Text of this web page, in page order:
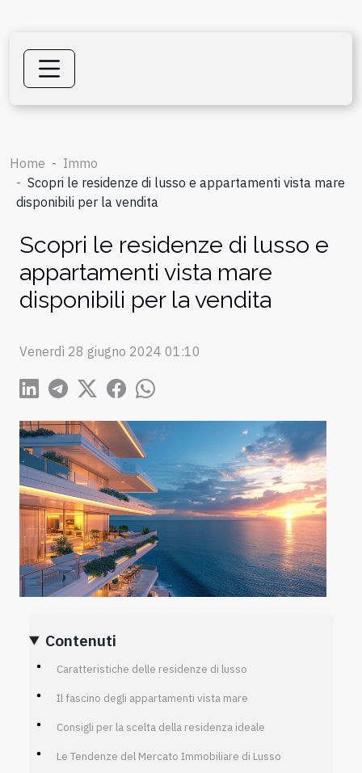
Home
Immo
Scopri le residenze di lusso e appartamenti vista mare
disponibili per la vendita
Scopri le residenze di lusso e
appartamenti vista mare
disponibili per la vendita
Venerdì 28 giugno 2024 01:10
Contenuti
Caratteristiche delle residenze di lusso
Il fascino degli appartamenti vista mare
Consigli per la scelta della residenza ideale
Le Tendenze del Mercato Immobiliare di Lusso